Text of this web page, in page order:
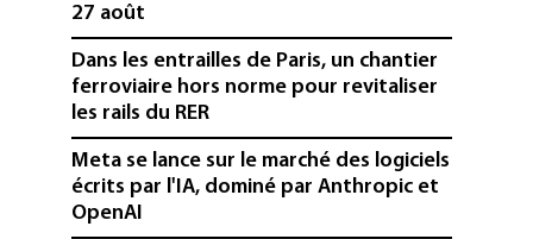
27 août
Dans les entrailles de Paris, un chantier
ferroviaire hors norme pour revitaliser
les rails du RER
Meta se lance sur le marché des logiciels
écrits par l'IA, dominé par Anthropic et
OpenAI